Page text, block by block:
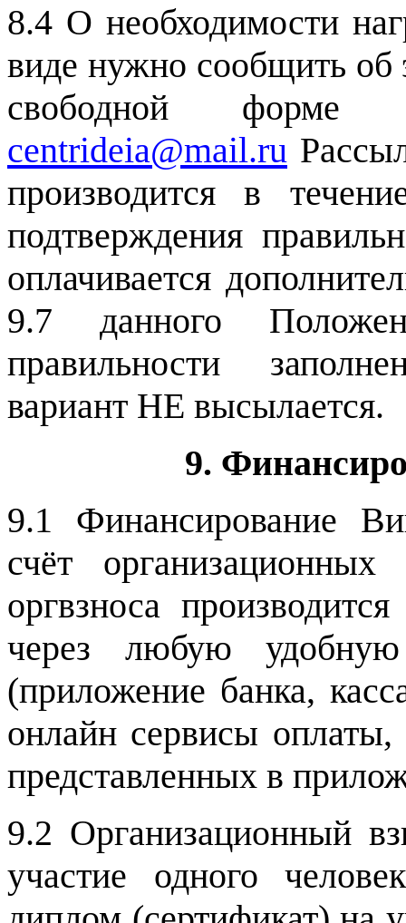
8.4 О необходимости
виде нужно сообщить об
свободной форме
centrideia@mail.ru
производится в
подтверждения
оплачивается
9.7 данного
правильности
вариант НЕ высылается.
9.
9.1 Финансирование
счёт
оргвзноса
через любую
(приложение банка,
онлайн сервисы
представленных в
9.2 Организационный
участие одного